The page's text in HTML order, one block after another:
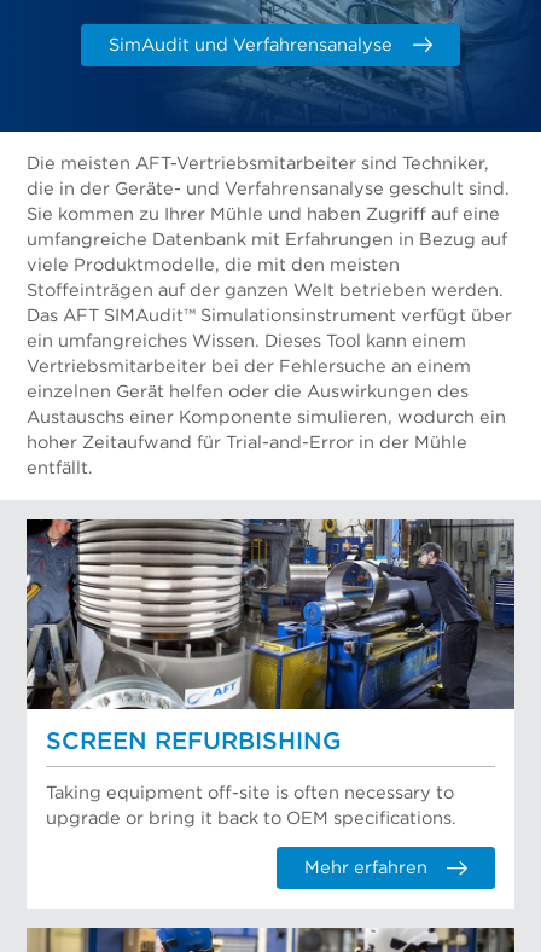
SimAudit und Verfahrensanalyse
Die meisten AFT-Vertriebsmitarbeiter sind Techniker,
die in der Geräte- und Verfahrensanalyse geschult sind.
Sie kommen zu Ihrer Mühle und haben Zugriff auf eine
umfangreiche Datenbank mit Erfahrungen in Bezug auf
viele Produktmodelle, die mit den meisten
Stoffeinträgen auf der ganzen Welt betrieben werden.
Das AFT SIMAudit™ Simulationsinstrument verfügt über
ein umfangreiches Wissen. Dieses Tool kann einem
Vertriebsmitarbeiter bei der Fehlersuche an einem
einzelnen Gerät helfen oder die Auswirkungen des
Austauschs einer Komponente simulieren, wodurch ein
hoher Zeitaufwand für Trial-and-Error in der Mühle
entfällt.
SCREEN REFURBISHING
Taking equipment off-site is often necessary to
upgrade or bring it back to OEM specifications.
Mehr erfahren